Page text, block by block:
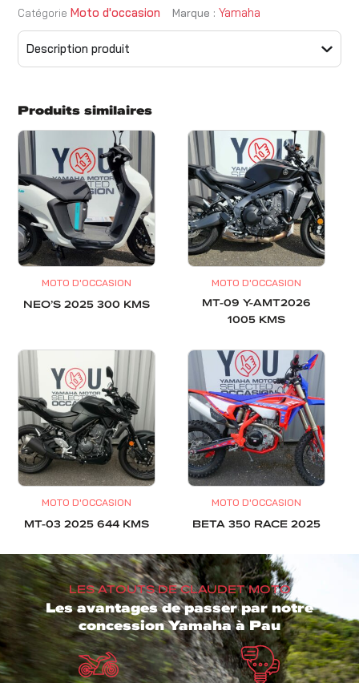
Catégorie Moto d'occasion Marque :Yamaha
Description produit
Produits similaires
MOTO D'OCCASION
NEO’S 2025 300 KMS
MOTO D'OCCASION
MT-09 Y-AMT2026
1005 KMS
MOTO D'OCCASION
MT-03 2025 644 KMS
MOTO D'OCCASION
BETA 350 RACE 2025
LES ATOUTS DE CLAUDET MOTO
Les avantages de passer par notre
concession Yamaha à Pau